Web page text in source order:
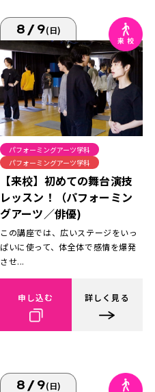
8/9(日)
パフォーミングアーツ学科
パフォーミングアーツ学科
【来校】初めての舞台演技
レッスン！（パフォーミン
グアーツ／俳優)
この講座では、広いステージをいっ
ぱいに使って、体全体で感情を爆発
させ...
申し込む 詳しく見る
8/9(日)